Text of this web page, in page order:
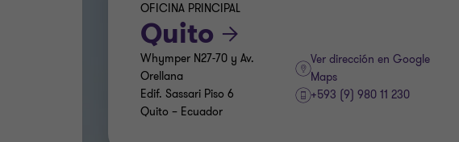
OFICINA PRINCIPAL
Quito
Whymper N27-70 y Av.
Orellana
Edif. Sassari Piso 6
Quito – Ecuador
Ver dirección en Google
Maps
+593 (9) 980 11 230